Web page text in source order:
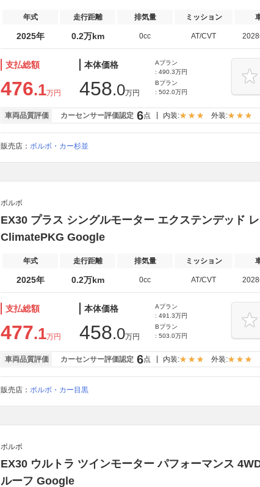
年式 走行距離 排気量 ミッション
2025年 0.2万km 0cc AT/CVT 2028
支払総額
476.1万円
本体価格
458.0万円
Aプラン
: 490.3万円
Bプラン
: 502.0万円
車両品質評価 カーセンサー評価認定 6点 内装: 外装:
販売店： ボルボ・カー杉並
ボルボ
EX30 プラス シングルモーター エクステンデッド
ClimatePKG Google
年式 走行距離 排気量 ミッション
2025年 0.2万km 0cc AT/CVT 2028
支払総額
477.1万円
本体価格
458.0万円
Aプラン
: 491.3万円
Bプラン
: 503.0万円
車両品質評価 カーセンサー評価認定 6点 内装: 外装:
販売店： ボルボ・カー目黒
ボルボ
EX30 ウルトラ ツインモーター パフォーマンス
ルーフ Google